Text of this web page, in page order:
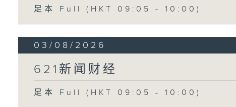
足本 Full (HKT 09:05 - 10:00)
03/08/2026
621新闻财经
足本 Full (HKT 09:05 - 10:00)